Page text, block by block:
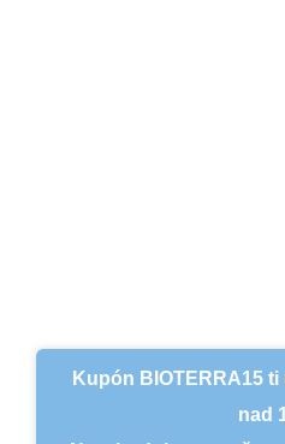
Kupón BIOTERRA15
nad